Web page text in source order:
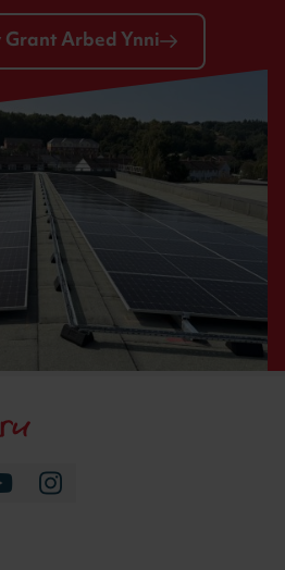
Arbed Ynni